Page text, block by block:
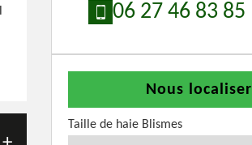
06 27 46 83 85
Nous localiser
Taille de haie Blismes